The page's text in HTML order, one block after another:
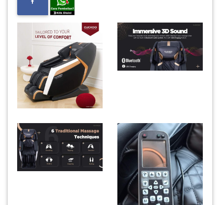
PENDIDIKAN(19)
DERMA
INFAK(0)
TUDUNG(0)
ARTIKEL(14)
PEMBORONG(2)